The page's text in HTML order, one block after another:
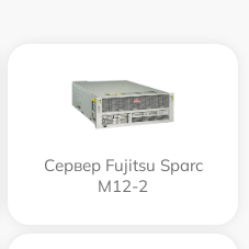
Сервер Fujitsu Sparc
M12-2